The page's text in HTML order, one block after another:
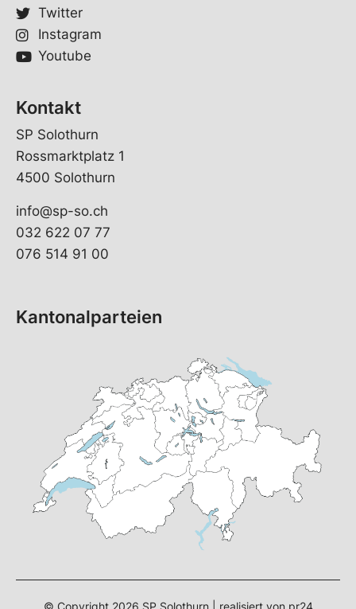
Twitter
Instagram
Youtube
Kontakt
SP Solothurn
Rossmarktplatz 1
4500 Solothurn
info@sp-so.ch
032 622 07 77
076 514 91 00
Kantonalparteien